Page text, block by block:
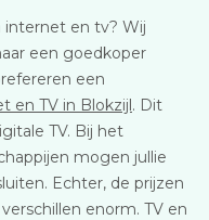
internet en tv? Wij
een goedkoper
een
en TV in Blokzijl. Dit
TV. Bij het
mogen jullie
Echter, de prijzen
enorm. TV en